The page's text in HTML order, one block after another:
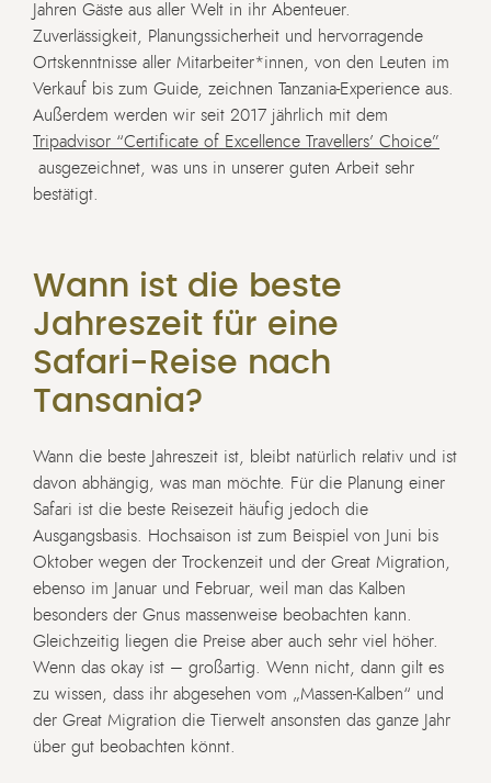
Jahren Gäste aus aller Welt in ihr Abenteuer.
Zuverlässigkeit, Planungssicherheit und hervorragende
Ortskenntnisse aller Mitarbeiter*innen, von den Leuten im
Verkauf bis zum Guide, zeichnen Tanzania-Experience aus.
Außerdem werden wir seit 2017 jährlich mit dem
Tripadvisor “Certificate of Excellence Travellers’ Choice”
ausgezeichnet, was uns in unserer guten Arbeit sehr
bestätigt.
Wann ist die beste
Jahreszeit für eine
Safari-Reise nach
Tansania?
Wann die beste Jahreszeit ist, bleibt natürlich relativ und ist
davon abhängig, was man möchte. Für die Planung einer
Safari ist die beste Reisezeit häufig jedoch die
Ausgangsbasis. Hochsaison ist zum Beispiel von Juni bis
Oktober wegen der Trockenzeit und der Great Migration,
ebenso im Januar und Februar, weil man das Kalben
besonders der Gnus massenweise beobachten kann.
Gleichzeitig liegen die Preise aber auch sehr viel höher.
Wenn das okay ist – großartig. Wenn nicht, dann gilt es
zu wissen, dass ihr abgesehen vom „Massen-Kalben“ und
der Great Migration die Tierwelt ansonsten das ganze Jahr
über gut beobachten könnt.